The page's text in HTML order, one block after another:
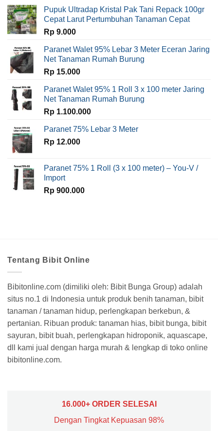
Pupuk Ultradap Kristal Pak Tani Repack 100gr
Cepat Larut Pertumbuhan Tanaman Cepat
Rp 9.000
Paranet Walet 95% Lebar 3 Meter Eceran Jaring
Net Tanaman Rumah Burung
Rp 15.000
Paranet Walet 95% 1 Roll 3 x 100 meter Jaring
Net Tanaman Rumah Burung
Rp 1.100.000
Paranet 75% Lebar 3 Meter
Rp 12.000
Paranet 75% 1 Roll (3 x 100 meter) – You-V /
Import
Rp 900.000
Tentang Bibit Online
Bibitonline.com (dimiliki oleh: Bibit Bunga Group) adalah
situs no.1 di Indonesia untuk produk benih tanaman, bibit
tanaman / tanaman hidup, perlengkapan berkebun, &
pertanian. Ribuan produk: tanaman hias, bibit bunga, bibit
sayuran, bibit buah, perlengkapan hidroponik, aquascape,
dll kami jual dengan harga murah & lengkap di toko online
bibitonline.com.
16.000+ ORDER SELESAI
Dengan Tingkat Kepuasan 98%